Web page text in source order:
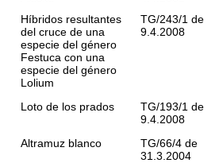
Híbridos resultantes
del cruce de una
especie del género
Festuca con una
especie del género
Lolium
TG/243/1 de
9.4.2008
Loto de los prados
TG/193/1 de
9.4.2008
Altramuz blanco
TG/66/4 de
31.3.2004